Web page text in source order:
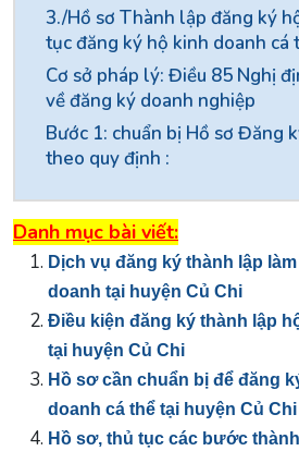
3./Hồ sơ Thành lập đăng ký
tục đăng ký hộ kinh doanh cá
Cơ sở pháp lý: Điều 85 Nghị
về đăng ký doanh nghiệp
Bước 1: chuẩn bị Hồ sơ Đăng
theo quy định :
Danh mục bài viết:
Dịch vụ đăng ký thành lập
doanh tại huyện Củ Chi
Điều kiện đăng ký thành lập
tại huyện Củ Chi
Hồ sơ cần chuẩn bị để đăng
doanh cá thể tại huyện Củ Chi
Hồ sơ, thủ tục các bước